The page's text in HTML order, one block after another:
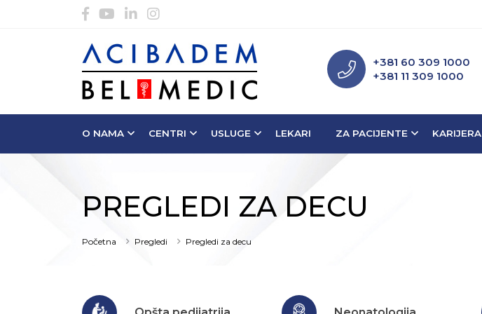
+381 60 309 1000
+381 11 309 1000
O NAMA CENTRI USLUGE LEKARI ZA PACIJENTE KARIJERA
PREGLEDI ZA DECU
Početna Pregledi Pregledi za decu